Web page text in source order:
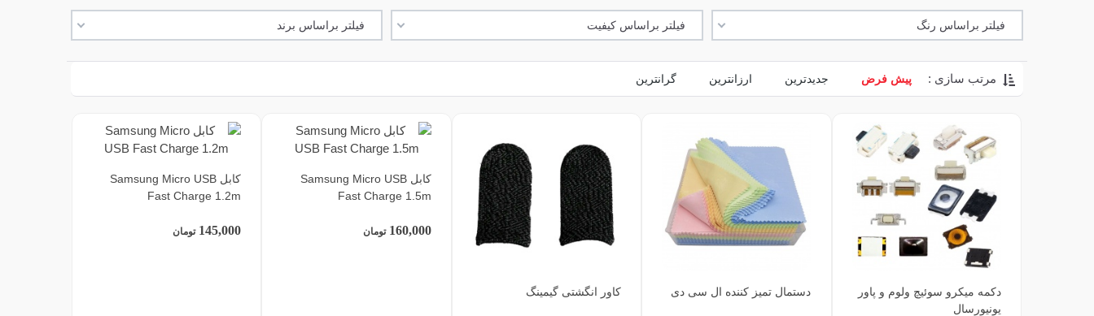
فیلتر براساس رنگ فیلتر براساس کیفیت فیلتر براساس برند
مرتب سازی : پیش فرض جدیدترین ارزانترین گرانترین
دکمه میکرو سوئیچ ولوم و پاور
یونیورسال
دستمال تمیز کننده ال سی دی کاور انگشتی گیمینگ
کابل Samsung Micro USB
Fast Charge 1.5m
160,000 تومان
کابل Samsung Micro USB
Fast Charge 1.2m
145,000 تومان